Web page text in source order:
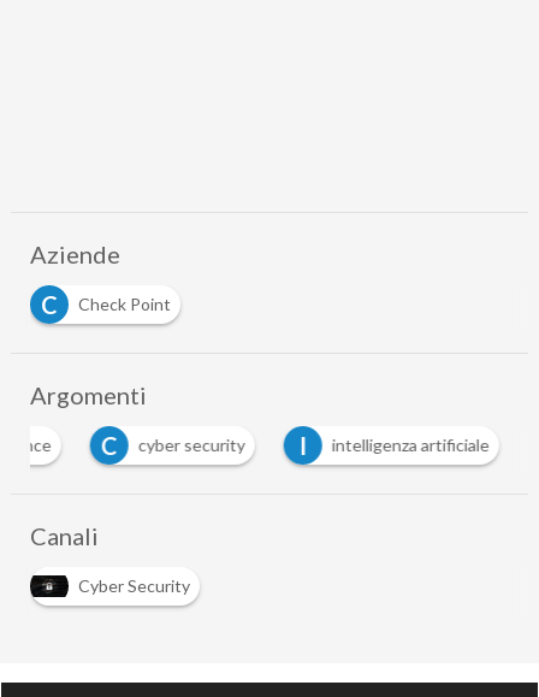
Aziende
C
Check Point
Argomenti
C cyber security I intelligenza artificiale
Canali
Cyber Security